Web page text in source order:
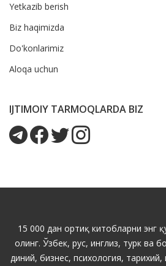
Yetkazib berish
Biz haqimizda
Do'konlarimiz
Aloqa uchun
IJTIMOIY TARMOQLARDA BIZ
15 000 дан ортиқ китобларни энг
олинг. Ўзбек, рус, инглиз, турк ва
диний, бизнес, психология,